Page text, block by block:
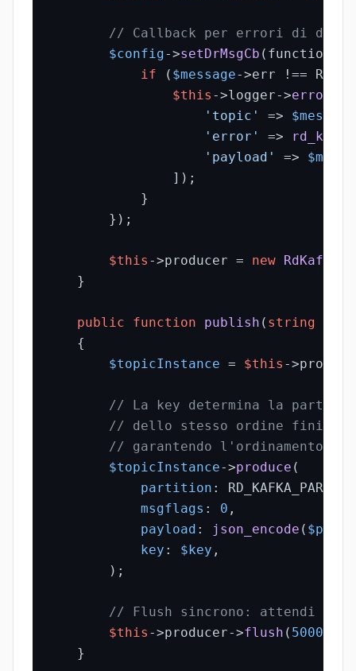
// Callback per errori di
$config->setDrMsgCb (function
if ( $message->err !==
$this ->logger->error
'topic'
=> $message
'error'
=>
'payload'
=>
                ]);
            }
        });
$this ->producer = new
    }
public function publish ( string
{
$topicInstance = $this -
// La key determina la
// dello stesso ordine
// garantendo l'ordinamento
$topicInstance->produce (
partition :
msgflags : 0 ,
payload : json_encode (
key : $key ,
        );
// Flush sincrono: attendi
$this ->producer->flush ( 5000
    }